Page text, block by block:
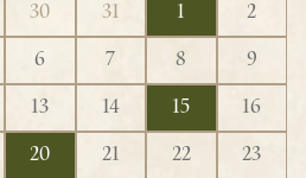
30 31 1
2
6 7 8
9
13 14 15
16
20 21 22
23